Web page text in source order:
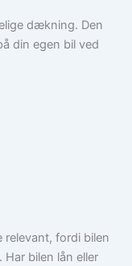
dækning. Den
din egen bil ved
relevant, fordi bilen
bilen lån eller